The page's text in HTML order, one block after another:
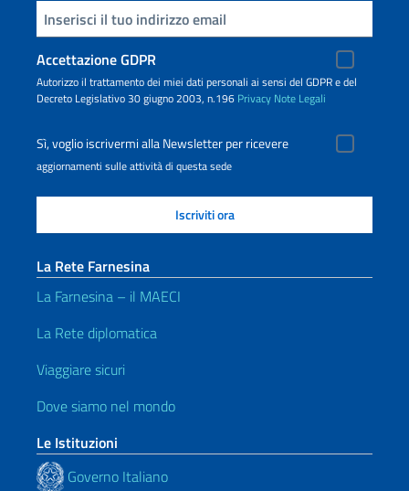
Inserisci la tua email
Accettazione GDPR
Autorizzo il trattamento dei miei dati personali ai sensi del GDPR e del
Decreto Legislativo 30 giugno 2003, n.196 Privacy Note Legali
Sì, voglio iscrivermi alla Newsletter per ricevere
aggiornamenti sulle attività di questa sede
La Rete Farnesina
La Farnesina – il MAECI
La Rete diplomatica
Viaggiare sicuri
Dove siamo nel mondo
Le Istituzioni
Governo Italiano